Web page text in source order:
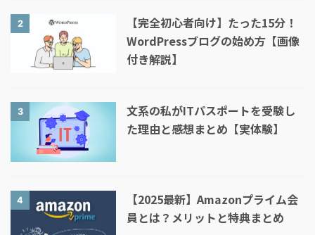
2
【完全初心者向け】たった15分！
WordPressブログの始め方【画像
付き解説】
3
文系の私がITパスポートを受験し
た理由と感想まとめ【実体験】
4
【2025最新】Amazonプライム会
員とは？メリットと特典まとめ